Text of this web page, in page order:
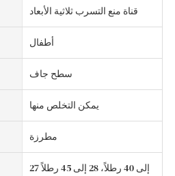
قناة منع التسرب ثلاثية الأبعاد
أطفال
سطح جاف
يمكن التخلص منها
مطرزة
27 إلى 40 رطلاً، 28 إلى 45 رطلاً